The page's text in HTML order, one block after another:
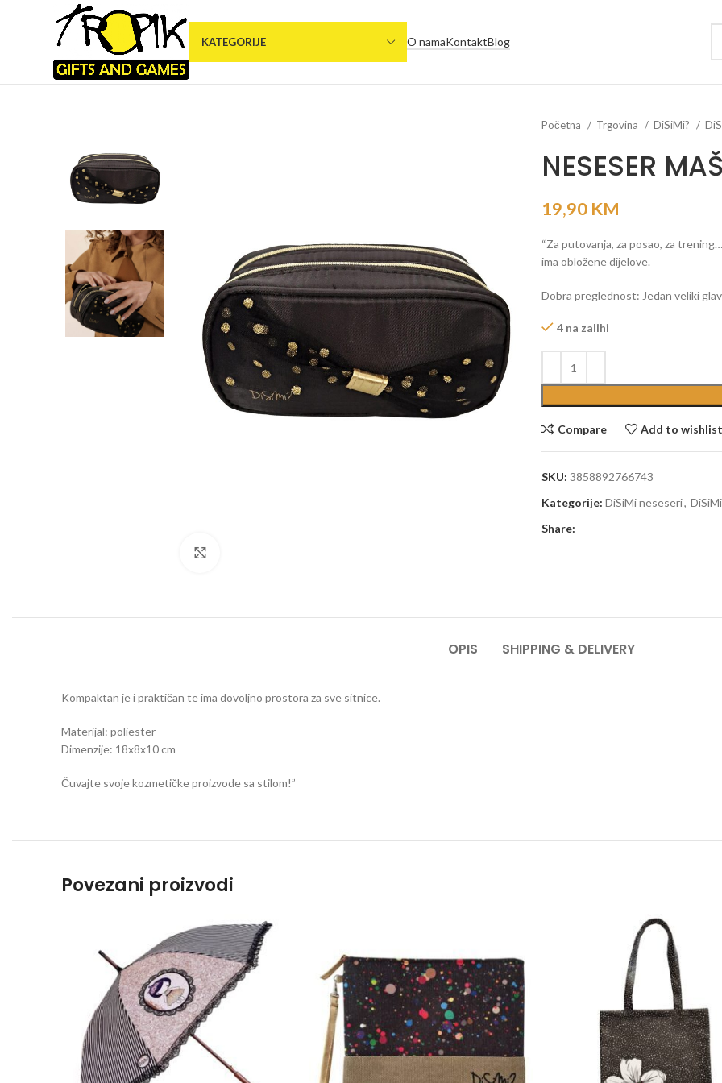
KATEGORIJE O namaKontaktBlog
Početna Trgovina DiSiMi?
NESESER
19,90 KM
“Za putovanja, za posao, za
ima obložene dijelove.
Dobra preglednost: Jedan veliki
4 na zalihi
Compare Add to wishlist
SKU: 3858892766743
Kategorije: DiSiMi neseseri,
Share:
OPIS SHIPPING & DELIVERY
Kompaktan je i praktičan te ima dovoljno prostora za sve sitnice.
Materijal: poliester
Dimenzije: 18x8x10 cm
Čuvajte svoje kozmetičke proizvode sa stilom!”
Povezani proizvodi